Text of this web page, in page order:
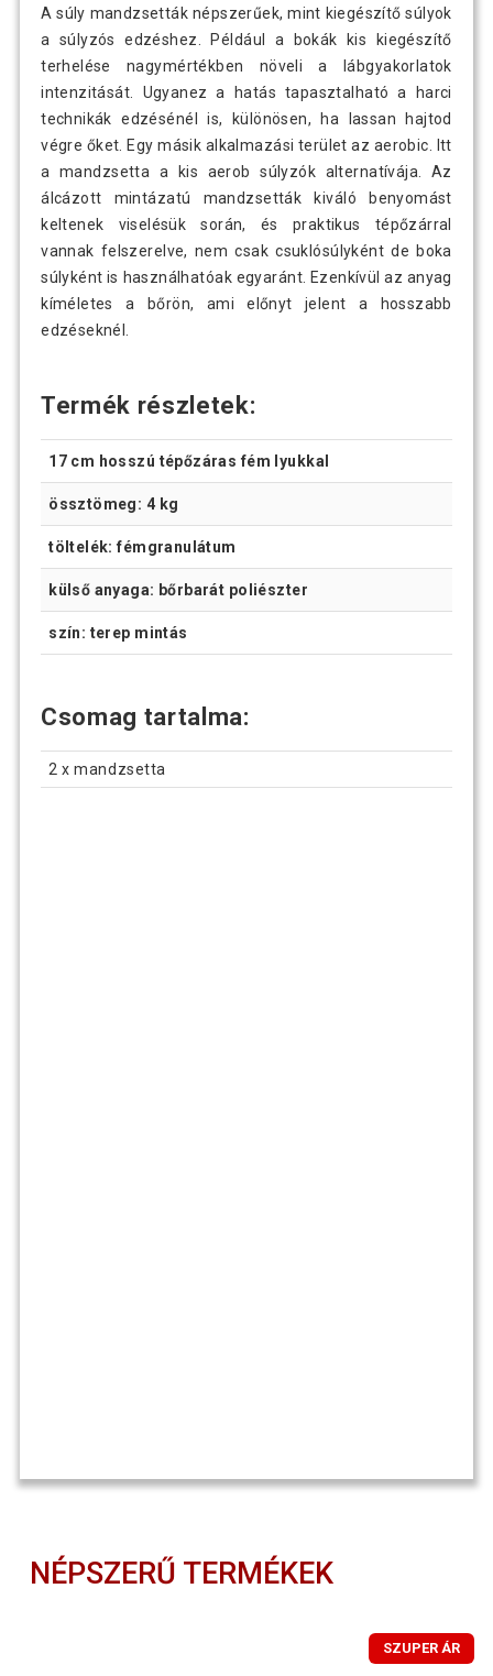
A súly mandzsetták népszerűek, mint kiegészítő súlyok
a súlyzós edzéshez. Például a bokák kis kiegészítő
terhelése nagymértékben növeli a lábgyakorlatok
intenzitását. Ugyanez a hatás tapasztalható a harci
technikák edzésénél is, különösen, ha lassan hajtod
végre őket. Egy másik alkalmazási terület az aerobic. Itt
a mandzsetta a kis aerob súlyzók alternatívája. Az
álcázott mintázatú mandzsetták kiváló benyomást
keltenek viselésük során, és praktikus tépőzárral
vannak felszerelve, nem csak csuklósúlyként de boka
súlyként is használhatóak egyaránt. Ezenkívül az anyag
kíméletes a bőrön, ami előnyt jelent a hosszabb
edzéseknél.
Termék részletek:
17 cm hosszú tépőzáras fém lyukkal
össztömeg: 4 kg
töltelék: fémgranulátum
külső anyaga: bőrbarát poliészter
szín: terep mintás
Csomag tartalma:
2 x mandzsetta
NÉPSZERŰ TERMÉKEK
SZUPER ÁR